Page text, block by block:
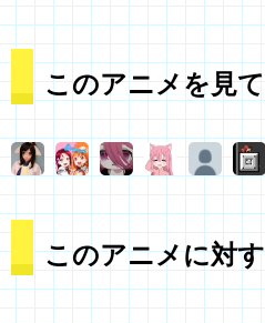
このアニメを見
このアニメに対